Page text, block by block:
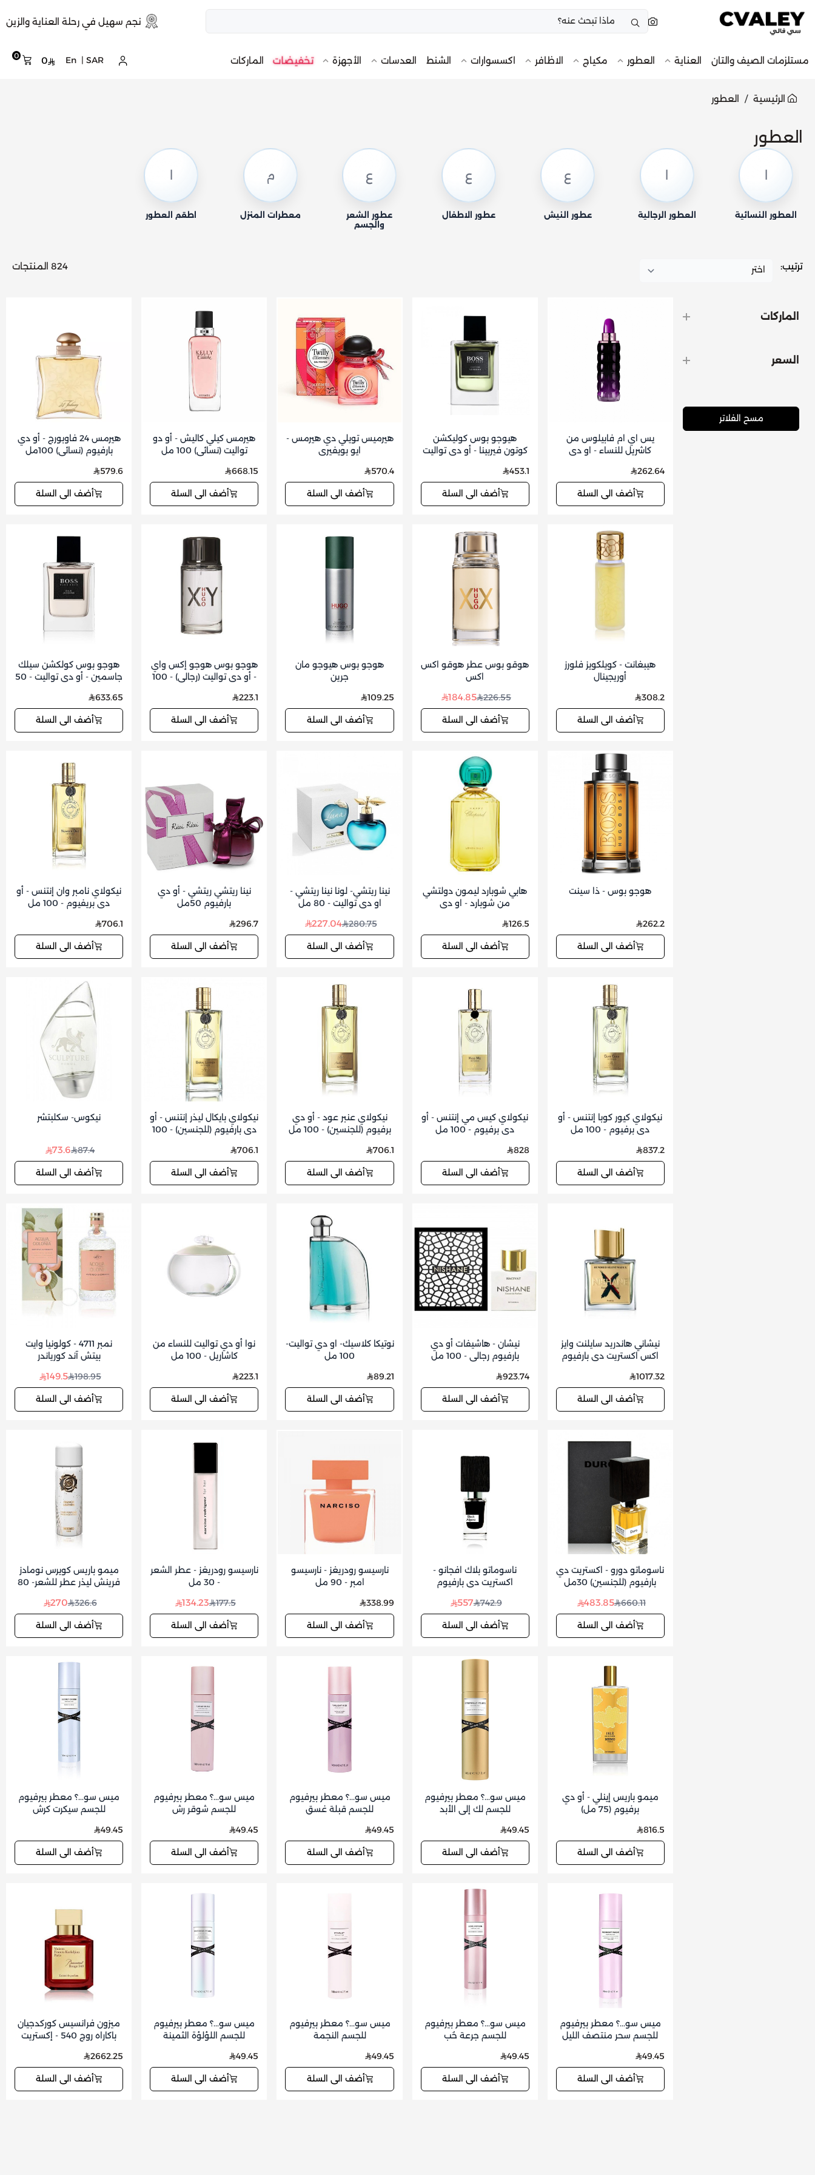
نجم سهيل في رحلة العناية والزين
مستلزمات الصيف والتان العناية العطور مكياج الاظافر اكسسوارات الشنط العدسات الأجهزة تخفيضات الماركات 0 0 En SAR
الرئيسية العطور
العطور
العطور النسائية العطور الرجالية
ع
عطور النيش
ع
عطور الاطفال
ع
عطور الشعر
والجسم
م
معطرات المنزل اطقم العطور
ترتيب: 824 المنتجات
الماركات
السعر
مسح الفلاتر
يس اي ام فابيلوس من
كاشريل للنساء - او دي
262.64
أضف الى السلة
هيوجو بوس كوليكشن
كوتون فيربينا - أو دي تواليت
453.1
أضف الى السلة
هيرميس تويلي دي هيرمس -
ايو بويفيري
570.4
أضف الى السلة
هيرمس كيلي كاليش - أو دو
تواليت (نسائي) 100 مل
668.15
أضف الى السلة
هيرمس 24 فاوبورج - أو دي
بارفيوم (نسائي) 100مل
579.6
أضف الى السلة
هيبغانت - كويلكويز فلورز
أوريجينال
308.2
أضف الى السلة
هوقو بوس عطر هوقو اكس
اكس
226.55
184.85
أضف الى السلة
هوجو بوس هيوجو مان
جرين
109.25
أضف الى السلة
هوجو بوس هوجو إكس واي
- أو دي تواليت (رجالي) - 100
223.1
أضف الى السلة
هوجو بوس كولكشن سيلك
جاسمين - أو دي تواليت - 50
633.65
أضف الى السلة
هوجو بوس - ذا سينت
262.2
أضف الى السلة
هابي شوبارد ليمون دولتشي
من شوبارد - او دي
126.5
أضف الى السلة
نينا ريتشي- لونا نينا ريتشي -
او دي تواليت - 80 مل
280.75
227.04
أضف الى السلة
نينا ريتشي ريتشي - أو دي
بارفيوم 50مل
296.7
أضف الى السلة
نيكولاي نامبر وان إنتنس - أو
دي بريفيوم - 100 مل
706.1
أضف الى السلة
نيكولاي كيور كوبا إنتنس - أو
دي برفيوم - 100 مل
837.2
أضف الى السلة
نيكولاي كيس مي إنتنس - أو
دي برفيوم - 100 مل
828
أضف الى السلة
نيكولاي عنبر عود - أو دي
برفيوم (للجنسين) - 100 مل
706.1
أضف الى السلة
نيكولاي بايكال ليذر إنتنس - أو
دي بارفيوم (للجنسين) - 100
706.1
أضف الى السلة
نيكوس- سكلبتشر
87.4
73.6
أضف الى السلة
نيشاني هاندريد سايلنت وايز
اكس اكستريت دي بارفيوم
1017.32
أضف الى السلة
نيشان - هاشيفات أو دي
بارفيوم رجالي - 100 مل
923.74
أضف الى السلة
نوتيكا كلاسيك- او دي تواليت-
100 مل
89.21
أضف الى السلة
نوا أو دي تواليت للنساء من
كاشاريل - 100 مل
223.1
أضف الى السلة
نمبر 4711 - كولونيا وايت
بيتش آند كورياندر
198.95
149.5
أضف الى السلة
ناسوماتو دورو - اكستريت دي
بارفيوم (للجنسين) 30مل
660.11
483.85
أضف الى السلة
ناسوماتو بلاك افجانو -
اكستريت دي بارفيوم
742.9
557
أضف الى السلة
نارسيسو رودريغز - نارسيسو
امبر - 90 مل
338.99
أضف الى السلة
نارسيسو رودريغز - عطر الشعر
- 30 مل
177.5
134.23
أضف الى السلة
ميمو باريس كويرس نومادز
فرينش ليذر عطر للشعر- 80
326.6
270
أضف الى السلة
ميمو باريس إينلي - أو دي
برفيوم (75 مل)
816.5
أضف الى السلة
ميس سو...؟ معطر بيرفيوم
للجسم لك إلى الأبد
49.45
أضف الى السلة
ميس سو...؟ معطر بيرفيوم
للجسم قبلة غسق
49.45
أضف الى السلة
ميس سو...؟ معطر بيرفيوم
للجسم شوقر رش
49.45
أضف الى السلة
ميس سو...؟ معطر بيرفيوم
للجسم سيكرت كرش
49.45
أضف الى السلة
ميس سو...؟ معطر بيرفيوم
للجسم سحر منتصف الليل
49.45
أضف الى السلة
ميس سو...؟ معطر بيرفيوم
للجسم جرعة حُب
49.45
أضف الى السلة
ميس سو...؟ معطر بيرفيوم
للجسم النجمة
49.45
أضف الى السلة
ميس سو...؟ معطر بيرفيوم
للجسم اللؤلؤة الثمينة
49.45
أضف الى السلة
ميزون فرانسيس كوركدجيان
باكاراه روج 540 - إكستريت
2662.25
أضف الى السلة